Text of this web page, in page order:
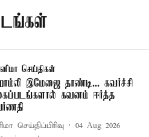
செய்திகள்
இமேஜை தாண்டி... கவர்ச்சி
கவனம் ஈர்த்த
செய்திப்பிரிவு
04 Aug 2026